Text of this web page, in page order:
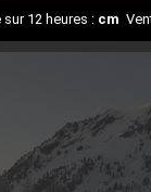
sur 12 heures : cm